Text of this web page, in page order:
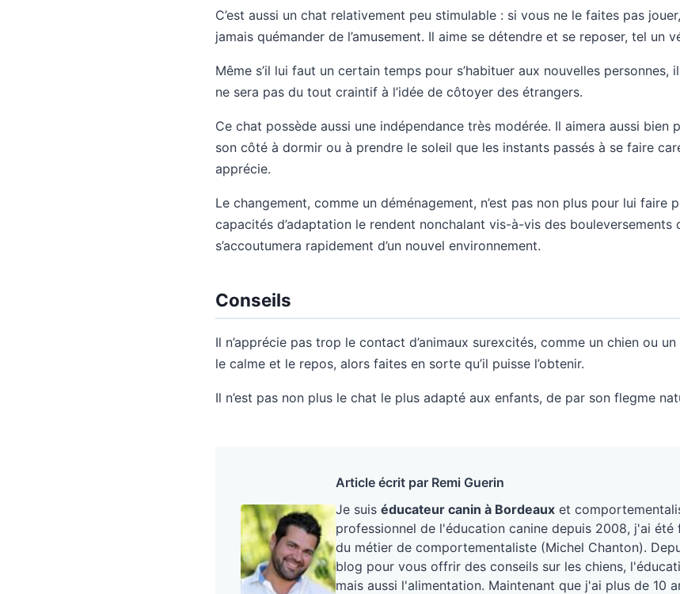
C’est aussi un chat relativement peu stimulable : si vous ne le faites pas
jamais quémander de l’amusement. Il aime se détendre et se reposer, tel un
Même s’il lui faut un certain temps pour s’habituer aux nouvelles personnes,
ne sera pas du tout craintif à l’idée de côtoyer des étrangers.
Ce chat possède aussi une indépendance très modérée. Il aimera aussi bien
son côté à dormir ou à prendre le soleil que les instants passés à se faire
apprécie.
Le changement, comme un déménagement, n’est pas non plus pour lui faire
capacités d’adaptation le rendent nonchalant vis-à-vis des bouleversements
s’accoutumera rapidement d’un nouvel environnement.
Conseils
Il n’apprécie pas trop le contact d’animaux surexcités, comme un chien ou
le calme et le repos, alors faites en sorte qu’il puisse l’obtenir.
Il n’est pas non plus le chat le plus adapté aux enfants, de par son flegme
Article écrit par Remi Guerin
Je suis éducateur canin à Bordeaux et
professionnel de l'éducation canine depuis 2008, j'ai
du métier de comportementaliste (Michel Chanton).
blog pour vous offrir des conseils sur les chiens,
mais aussi l'alimentation. Maintenant que j'ai plus de 10